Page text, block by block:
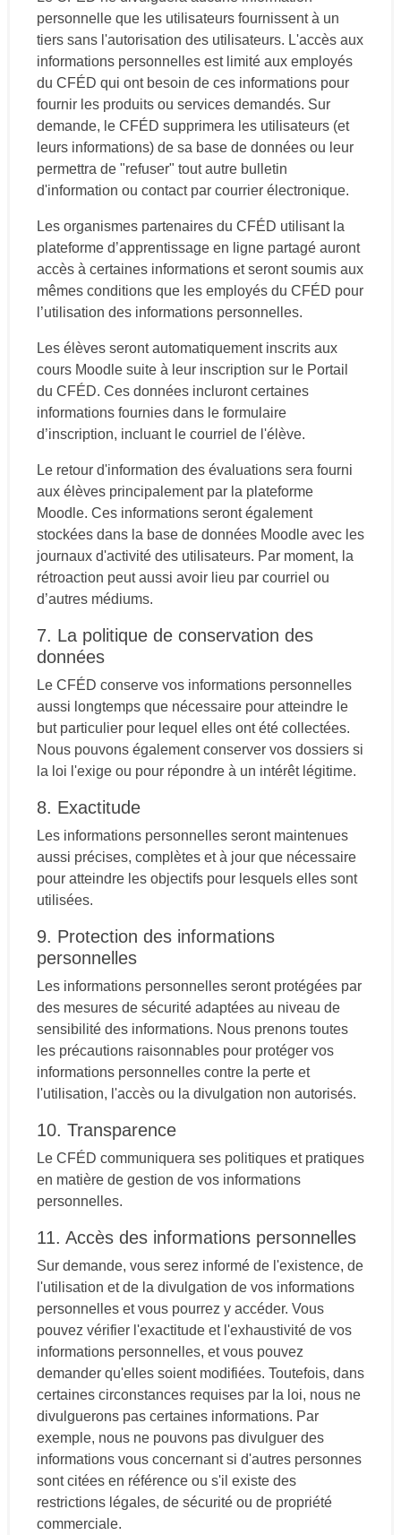
personnelle que les utilisateurs fournissent à un
tiers sans l'autorisation des utilisateurs. L'accès aux
informations personnelles est limité aux employés
du CFÉD qui ont besoin de ces informations pour
fournir les produits ou services demandés. Sur
demande, le CFÉD supprimera les utilisateurs (et
leurs informations) de sa base de données ou leur
permettra de "refuser" tout autre bulletin
d'information ou contact par courrier électronique.
Les organismes partenaires du CFÉD utilisant la
plateforme d’apprentissage en ligne partagé auront
accès à certaines informations et seront soumis aux
mêmes conditions que les employés du CFÉD pour
l’utilisation des informations personnelles.
Les élèves seront automatiquement inscrits aux
cours Moodle suite à leur inscription sur le Portail
du CFÉD. Ces données incluront certaines
informations fournies dans le formulaire
d’inscription, incluant le courriel de l'élève.
Le retour d'information des évaluations sera fourni
aux élèves principalement par la plateforme
Moodle. Ces informations seront également
stockées dans la base de données Moodle avec les
journaux d'activité des utilisateurs. Par moment, la
rétroaction peut aussi avoir lieu par courriel ou
d’autres médiums.
7. La politique de conservation des
données
Le CFÉD conserve vos informations personnelles
aussi longtemps que nécessaire pour atteindre le
but particulier pour lequel elles ont été collectées.
Nous pouvons également conserver vos dossiers si
la loi l'exige ou pour répondre à un intérêt légitime.
8. Exactitude
Les informations personnelles seront maintenues
aussi précises, complètes et à jour que nécessaire
pour atteindre les objectifs pour lesquels elles sont
utilisées.
9. Protection des informations
personnelles
Les informations personnelles seront protégées par
des mesures de sécurité adaptées au niveau de
sensibilité des informations. Nous prenons toutes
les précautions raisonnables pour protéger vos
informations personnelles contre la perte et
l'utilisation, l'accès ou la divulgation non autorisés.
10. Transparence
Le CFÉD communiquera ses politiques et pratiques
en matière de gestion de vos informations
personnelles.
11. Accès des informations personnelles
Sur demande, vous serez informé de l'existence, de
l'utilisation et de la divulgation de vos informations
personnelles et vous pourrez y accéder. Vous
pouvez vérifier l'exactitude et l'exhaustivité de vos
informations personnelles, et vous pouvez
demander qu'elles soient modifiées. Toutefois, dans
certaines circonstances requises par la loi, nous ne
divulguerons pas certaines informations. Par
exemple, nous ne pouvons pas divulguer des
informations vous concernant si d'autres personnes
sont citées en référence ou s'il existe des
restrictions légales, de sécurité ou de propriété
commerciale.